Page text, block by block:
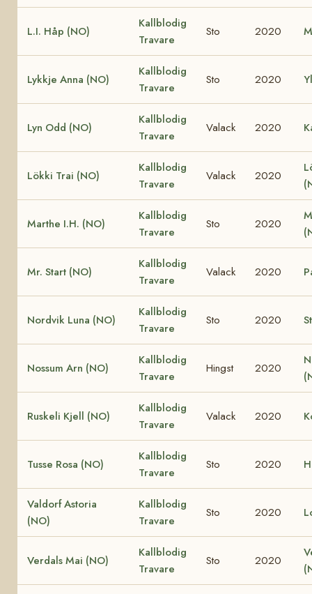
L.I. Håp (NO)
Kallblodig
Travare
Sto 2020
Lykkje Anna (NO)
Kallblodig
Travare
Sto 2020
Lyn Odd (NO)
Kallblodig
Travare
Valack 2020
Lökki Trai (NO)
Kallblodig
Travare
Valack 2020
Marthe I.H. (NO)
Kallblodig
Travare
Sto 2020
Mr. Start (NO)
Kallblodig
Travare
Valack 2020
Nordvik Luna (NO)
Kallblodig
Travare
Sto 2020
Nossum Arn (NO)
Kallblodig
Travare
Hingst 2020
Ruskeli Kjell (NO)
Kallblodig
Travare
Valack 2020
Tusse Rosa (NO)
Kallblodig
Travare
Sto 2020
Valdorf Astoria
(NO)
Kallblodig
Travare
Sto 2020
Verdals Mai (NO)
Kallblodig
Travare
Sto 2020